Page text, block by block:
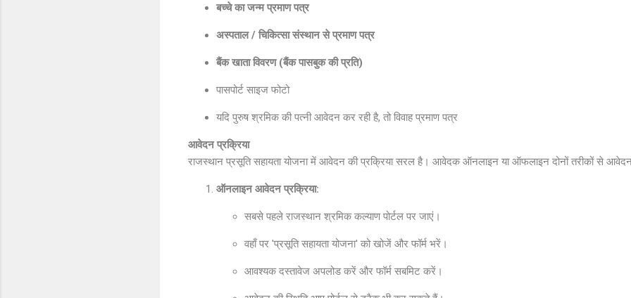
बच्चे का जन्म प्रमाण पत्र
अस्पताल / चिकित्सा संस्थान से प्रमाण पत्र
बैंक खाता विवरण (बैंक पासबुक की प्रति)
पासपोर्ट साइज फोटो
यदि पुरुष श्रमिक की पत्नी आवेदन कर रही है, तो विवाह प्रमाण पत्र
आवेदन प्रक्रिया
राजस्थान प्रसूति सहायता योजना में आवेदन की प्रक्रिया सरल है। आवेदक ऑनलाइन या ऑफलाइन दोनों तरीकों से
ऑनलाइन आवेदन प्रक्रिया:
सबसे पहले राजस्थान श्रमिक कल्याण पोर्टल पर जाएं।
वहाँ पर 'प्रसूति सहायता योजना' को खोजें और फॉर्म भरें।
आवश्यक दस्तावेज अपलोड करें और फॉर्म सबमिट करें।